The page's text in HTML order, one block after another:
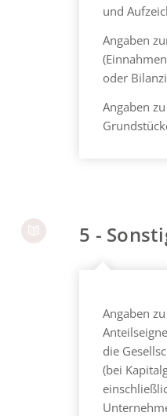
und
Angaben
oder
Angaben
5 -
Angaben
die
(bei